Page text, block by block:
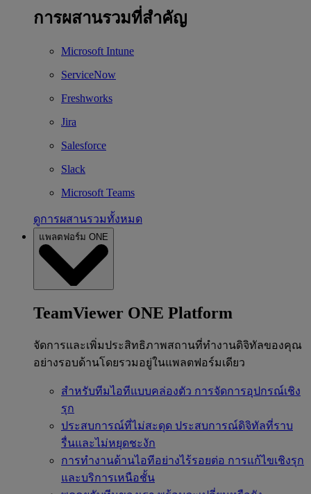
การผสานรวมที่สำคัญ
Microsoft Intune
ServiceNow
Freshworks
Jira
Salesforce
Slack
Microsoft Teams
ดูการผสานรวมทั้งหมด
แพลตฟอร์ม ONE
TeamViewer ONE Platform
จัดการและเพิ่มประสิทธิภาพสถานที่ทำงานดิจิทัลของคุณ
อย่างรอบด้านโดยรวมอยู่ในแพลตฟอร์มเดียว
สำหรับทีมไอทีแบบคล่องตัว การจัดการอุปกรณ์เชิง
รุก
ประสบการณ์ที่ไม่สะดุด ประสบการณ์ดิจิทัลที่ราบ
รื่นและไม่หยุดชะงัก
การทำงานด้านไอทีอย่างไร้รอยต่อ การแก้ไขเชิงรุก
และบริการเหนือชั้น